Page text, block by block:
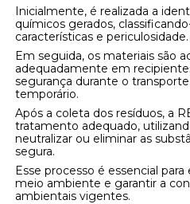
Inicialmente, é realizada a
químicos gerados,
características e periculosidade.
Em seguida, os materiais são
adequadamente em
segurança durante o
temporário.
Após a coleta dos resíduos, a
tratamento adequado,
neutralizar ou eliminar as
segura.
Esse processo é essencial
meio ambiente e garantir a
ambientais vigentes.